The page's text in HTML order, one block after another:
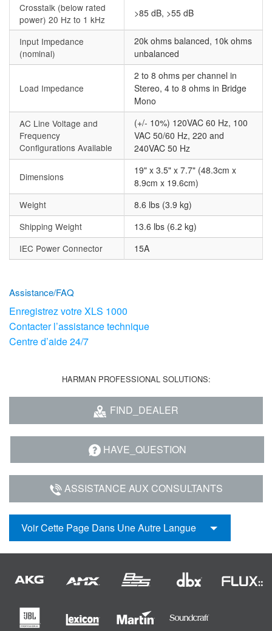
Crosstalk (below rated
power) 20 Hz to 1 kHz
>85 dB, >55 dB
Input Impedance
(nominal)
20k ohms balanced, 10k ohms
unbalanced
Load Impedance
2 to 8 ohms per channel in
Stereo, 4 to 8 ohms in Bridge
Mono
AC Line Voltage and
Frequency
Configurations Available
(+/- 10%) 120VAC 60 Hz, 100
VAC 50/60 Hz, 220 and
240VAC 50 Hz
Dimensions
19" x 3.5" x 7.7" (48.3cm x
8.9cm x 19.6cm)
Weight
8.6 lbs (3.9 kg)
Shipping Weight
13.6 lbs (6.2 kg)
IEC Power Connector
15A
Assistance/FAQ
Enregistrez votre XLS 1000
Contacter l’assistance technique
Centre d’aide 24/7
HARMAN PROFESSIONAL SOLUTIONS:
FIND_DEALER
HAVE_QUESTION
ASSISTANCE AUX CONSULTANTS
Voir Cette Page Dans Une Autre Langue